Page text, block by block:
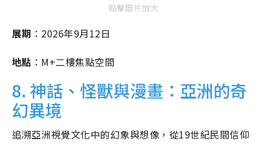
點擊圖片放大
展期 ：2026年9月12日
地點 ：M+二樓焦點空間
8. 神話、怪獸與漫畫：亞洲的奇
幻異境
追溯亞洲視覺文化中的幻象與想像，從19世紀民間信仰